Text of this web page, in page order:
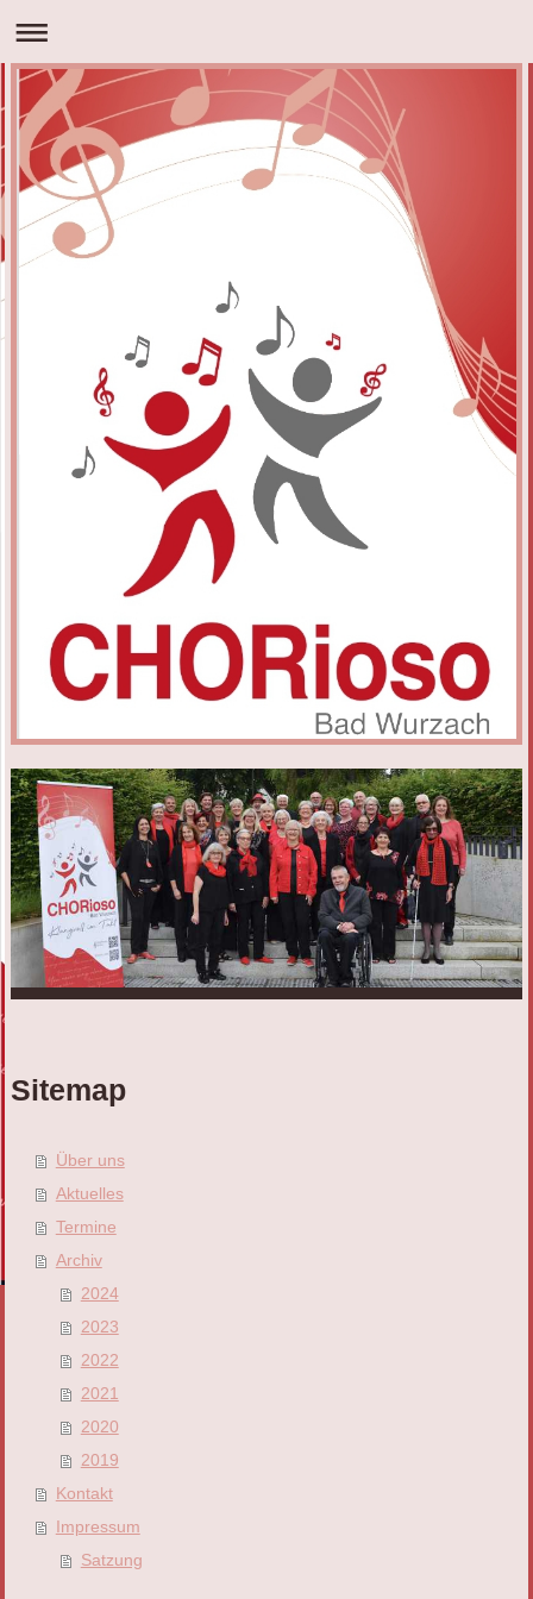
Sitemap
Über uns
Aktuelles
Termine
Archiv
2024
2023
2022
2021
2020
2019
Kontakt
Impressum
Satzung